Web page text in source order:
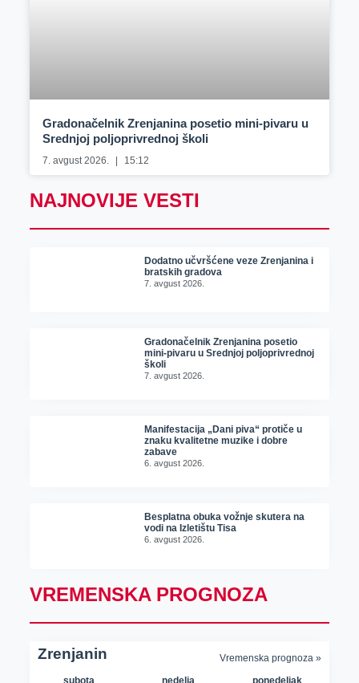
Gradonačelnik Zrenjanina posetio mini-pivaru u
Srednjoj poljoprivrednoj školi
7. avgust 2026. 15:12
NAJNOVIJE VESTI
Dodatno učvršćene veze Zrenjanina i
bratskih gradova
7. avgust 2026.
Gradonačelnik Zrenjanina posetio
mini-pivaru u Srednjoj poljoprivrednoj
školi
7. avgust 2026.
Manifestacija „Dani piva“ protiče u
znaku kvalitetne muzike i dobre
zabave
6. avgust 2026.
Besplatna obuka vožnje skutera na
vodi na Izletištu Tisa
6. avgust 2026.
VREMENSKA PROGNOZA